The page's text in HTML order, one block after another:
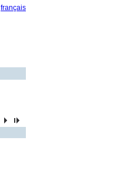
français